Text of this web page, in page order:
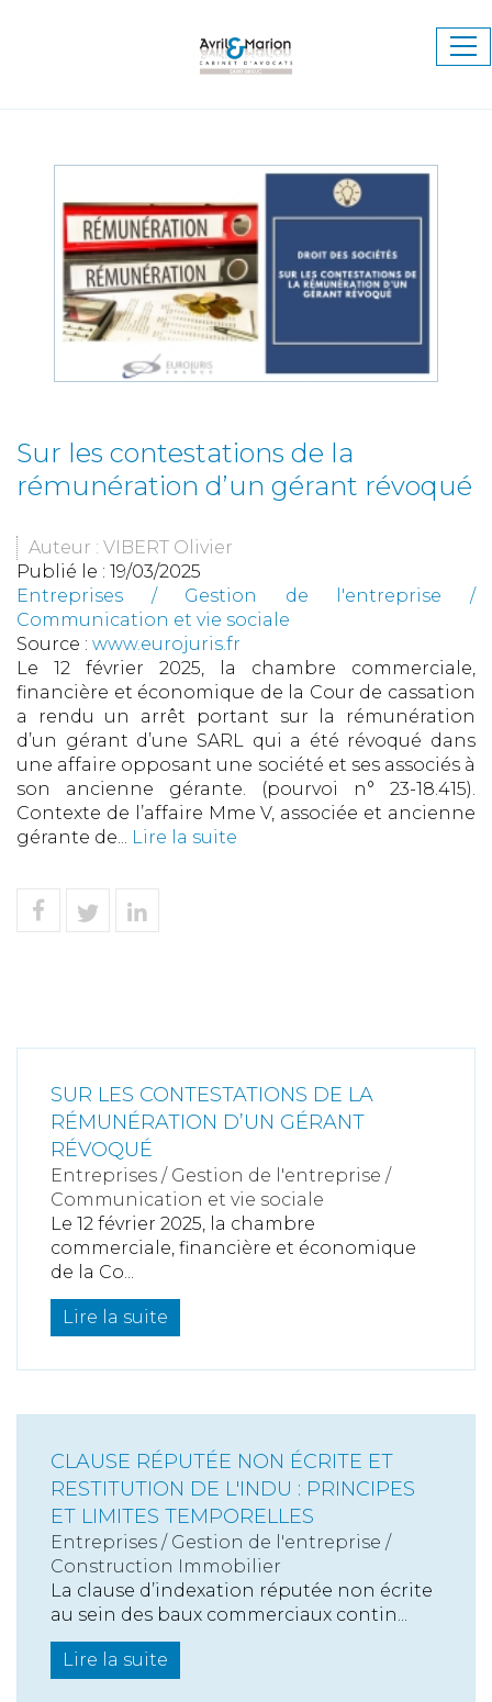
Sur les contestations de la
rémunération d’un gérant révoqué
Auteur : VIBERT Olivier
Publié le : 19/03/2025
Entreprises / Gestion de l'entreprise /
Communication et vie sociale
Source : www.eurojuris.fr
Le 12 février 2025, la chambre commerciale,
financière et économique de la Cour de cassation
a rendu un arrêt portant sur la rémunération
d’un gérant d’une SARL qui a été révoqué dans
une affaire opposant une société et ses associés à
son ancienne gérante. (pourvoi n° 23-18.415).
Contexte de l’affaire Mme V, associée et ancienne
gérante de... Lire la suite
SUR LES CONTESTATIONS DE LA
RÉMUNÉRATION D’UN GÉRANT
RÉVOQUÉ
Entreprises / Gestion de l'entreprise /
Communication et vie sociale
Le 12 février 2025, la chambre
commerciale, financière et économique
de la Co...
Lire la suite
CLAUSE RÉPUTÉE NON ÉCRITE ET
RESTITUTION DE L'INDU : PRINCIPES
ET LIMITES TEMPORELLES
Entreprises / Gestion de l'entreprise /
Construction Immobilier
La clause d’indexation réputée non écrite
au sein des baux commerciaux contin...
Lire la suite